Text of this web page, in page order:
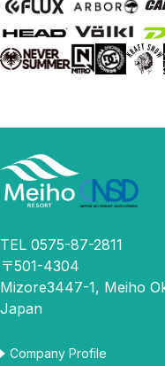
TEL 0575-87-2811
〒501-4304
Mizore3447-1, Meiho
Japan
Company Profile